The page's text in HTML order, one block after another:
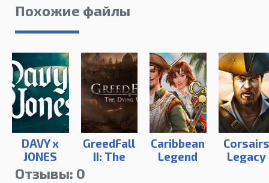
Похожие файлы
DAVY x
JONES
GreedFall
II: The
Caribbean
Legend
Legacy
Отзывы: 0